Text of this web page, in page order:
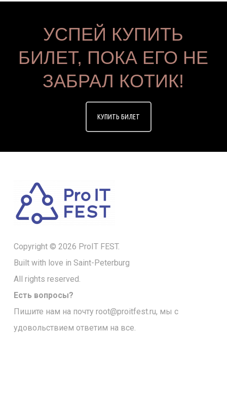
УСПЕЙ КУПИТЬ
БИЛЕТ, ПОКА ЕГО НЕ
ЗАБРАЛ КОТИК!
КУПИТЬ БИЛЕТ
Copyright © 2026 ProIT FEST.
Built with love in Saint-Peterburg
All rights reserved.
Есть вопросы?
Пишите нам на почту root@proitfest.ru, мы с
удовольствием ответим на все.